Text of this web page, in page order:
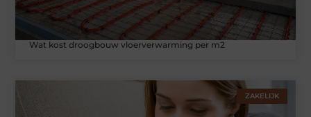
Wat kost droogbouw vloerverwarming per m2
ZAKELIJK